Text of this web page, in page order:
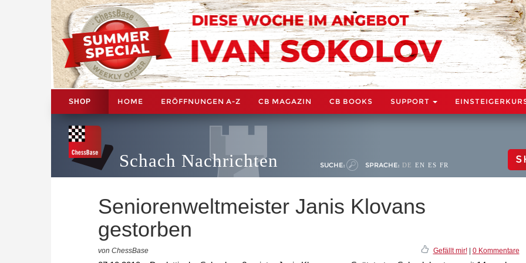
SHOP HOME ERÖFFNUNGEN A-Z CB MAGAZIN CB BOOKS SUPPORT
Schach Nachrichten SUCHE: SPRACHE: DE EN ES FR
Seniorenweltmeister Janis Klovans
gestorben
von ChessBase Gefällt mir!| 0 Kommentare